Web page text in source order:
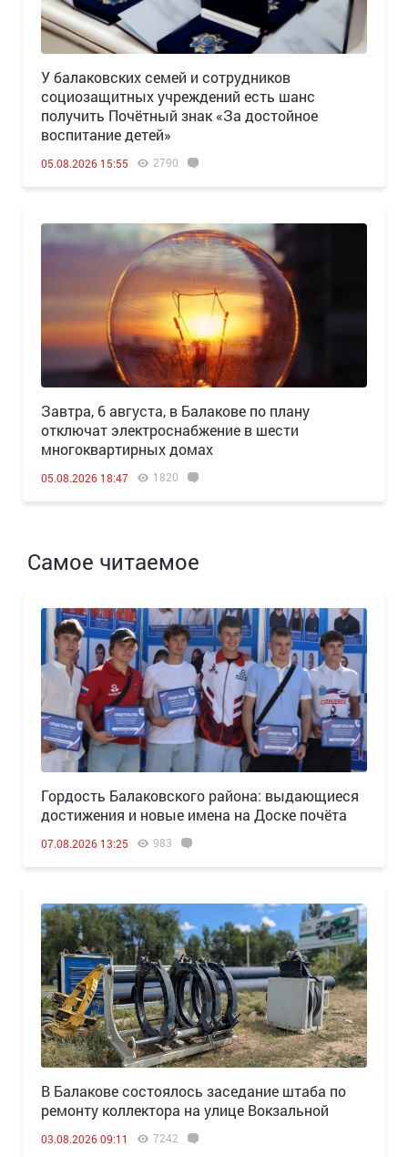
У балаковских семей и сотрудников
социозащитных учреждений есть шанс
получить Почётный знак «За достойное
воспитание детей»
05.08.2026 15:55 2790
Завтра, 6 августа, в Балакове по плану
отключат электроснабжение в шести
многоквартирных домах
05.08.2026 18:47 1820
Самое читаемое
Гордость Балаковского района: выдающиеся
достижения и новые имена на Доске почёта
07.08.2026 13:25 983
В Балакове состоялось заседание штаба по
ремонту коллектора на улице Вокзальной
03.08.2026 09:11 7242